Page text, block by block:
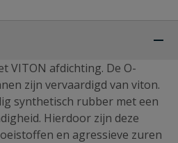
VITON afdichting. De O-
zijn vervaardigd van viton.
synthetisch rubber met een
Hierdoor zijn deze
en agressieve zuren